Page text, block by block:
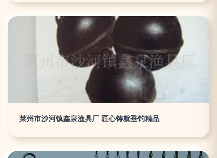
莱州市沙河镇鑫泉渔具厂 匠心铸就垂钓精品